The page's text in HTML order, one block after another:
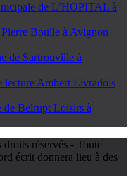
de L’HOPITAL à
Boulle à Avignon
de Sartrouville à
lecture Ambert Livradois
de Belrupt Loisirs à
réservés - Toute
écrit donnera lieu à des